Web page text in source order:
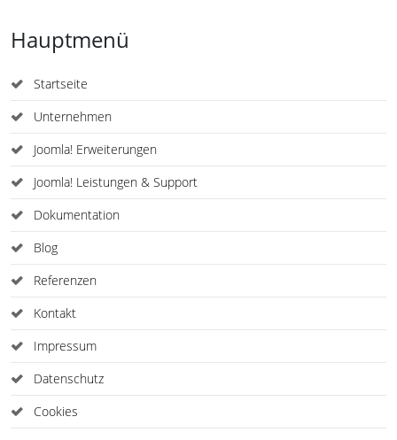
Hauptmenü
Startseite
Unternehmen
Joomla! Erweiterungen
Joomla! Leistungen & Support
Dokumentation
Blog
Referenzen
Kontakt
Impressum
Datenschutz
Cookies